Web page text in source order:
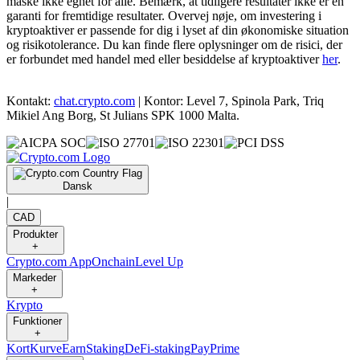
garanti for fremtidige resultater. Overvej nøje, om investering i
kryptoaktiver er passende for dig i lyset af din økonomiske situation
og risikotolerance. Du kan finde flere oplysninger om de risici, der
er forbundet med handel med eller besiddelse af kryptoaktiverher.
Kontakt: chat.crypto.com | Kontor: Level 7, Spinola Park, Triq
Mikiel Ang Borg, St Julians SPK 1000 Malta.
Dansk
|
CAD
Produkter
+
Crypto.com AppOnchainLevel Up
Markeder
+
Krypto
Funktioner
+
KortKurveEarnStakingDeFi-stakingPayPrime